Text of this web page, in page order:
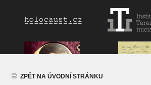
ZPĚT NA ÚVODNÍ STRÁNKU